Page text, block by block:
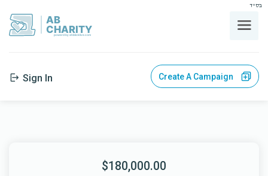
בס"ד
AB
CHARITY
powerd by ahblicklive.com
Sign In Create A Campaign
$180,000.00